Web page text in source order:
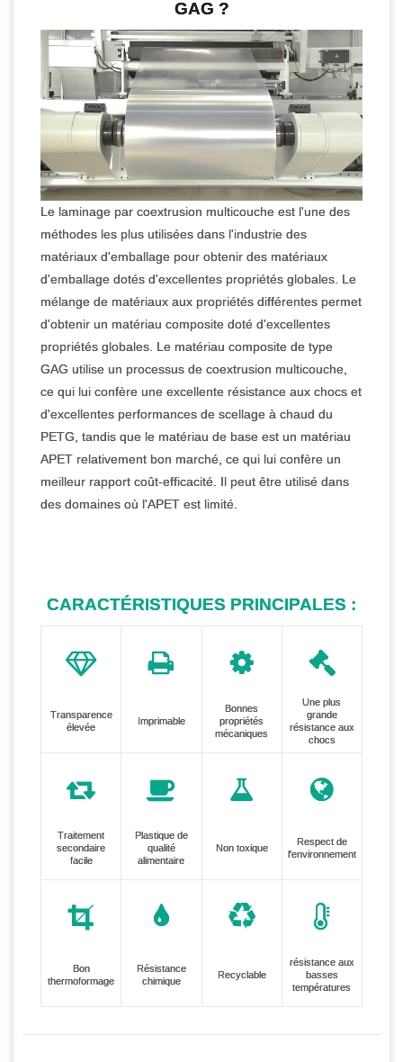
GAG ?
Le laminage par coextrusion multicouche est l'une des
méthodes les plus utilisées dans l'industrie des
matériaux d'emballage pour obtenir des matériaux
d'emballage dotés d'excellentes propriétés globales. Le
mélange de matériaux aux propriétés différentes permet
d'obtenir un matériau composite doté d'excellentes
propriétés globales. Le matériau composite de type
GAG utilise un processus de coextrusion multicouche,
ce qui lui confère une excellente résistance aux chocs et
d'excellentes performances de scellage à chaud du
PETG, tandis que le matériau de base est un matériau
APET relativement bon marché, ce qui lui confère un
meilleur rapport coût-efficacité. Il peut être utilisé dans
des domaines où l'APET est limité.
CARACTÉRISTIQUES PRINCIPALES :
Transparence
élevée
Imprimable
Bonnes
propriétés
mécaniques
Une plus
grande
résistance aux
chocs
Traitement
secondaire
facile
Plastique de
qualité
alimentaire
Non toxique
Respect de
l'environnement
Bon
thermoformage
Résistance
chimique
Recyclable
résistance aux
basses
températures